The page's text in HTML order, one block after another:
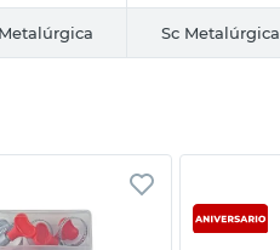
Sc Metalúrgica